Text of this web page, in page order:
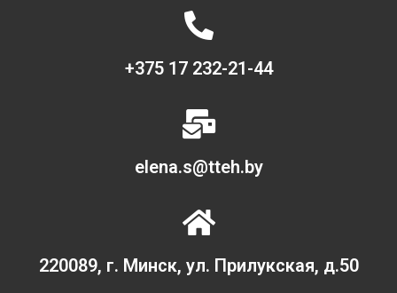
+375 17 232-21-44
elena.s@tteh.by
220089, г. Минск, ул. Прилукская, д.50